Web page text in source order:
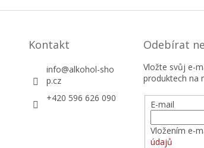
Kontakt
info@alkohol-sho
p.cz
+420 596 626 090
Odebírat
Vložte svůj e-
produktech na
E-mail
Vložením e-
údajů